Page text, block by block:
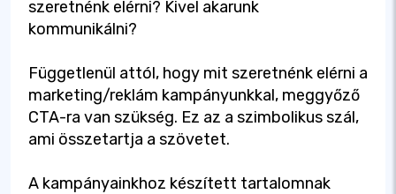
szeretnénk elérni? Kivel akarunk
kommunikálni?
Függetlenül attól, hogy mit szeretnénk elérni a
marketing/reklám kampányunkkal, meggyőző
CTA-ra van szükség. Ez az a szimbolikus szál,
ami összetartja a szövetet.
A kampányainkhoz készített tartalomnak